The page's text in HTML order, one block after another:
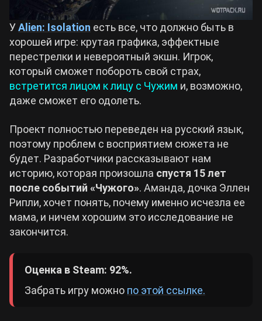
УAlien: Isolation есть все, что должно быть в
хорошей игре: крутая графика, эффектные
перестрелки и невероятный экшн. Игрок,
который сможет побороть свой страх,
встретится лицом к лицу с Чужим и, возможно,
даже сможет его одолеть.
Проект полностью переведен на русский язык,
поэтому проблем с восприятием сюжета не
будет. Разработчики рассказывают нам
историю, которая произошла спустя 15 лет
после событий «Чужого». Аманда, дочка Эллен
Рипли, хочет понять, почему именно исчезла ее
мама, и ничем хорошим это исследование не
закончится.
Оценка в Steam: 92%.
Забрать игру можно по этой ссылке.